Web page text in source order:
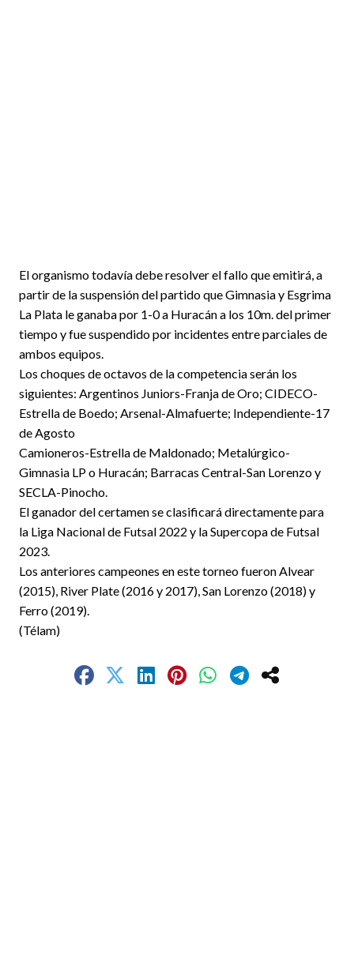
El organismo todavía debe resolver el fallo que emitirá, a
partir de la suspensión del partido que Gimnasia y Esgrima
La Plata le ganaba por 1-0 a Huracán a los 10m. del primer
tiempo y fue suspendido por incidentes entre parciales de
ambos equipos.
Los choques de octavos de la competencia serán los
siguientes: Argentinos Juniors-Franja de Oro; CIDECO-
Estrella de Boedo; Arsenal-Almafuerte; Independiente-17
de Agosto
Camioneros-Estrella de Maldonado; Metalúrgico-
Gimnasia LP o Huracán; Barracas Central-San Lorenzo y
SECLA-Pinocho.
El ganador del certamen se clasificará directamente para
la Liga Nacional de Futsal 2022 y la Supercopa de Futsal
2023.
Los anteriores campeones en este torneo fueron Alvear
(2015), River Plate (2016 y 2017), San Lorenzo (2018) y
Ferro (2019).
(Télam)